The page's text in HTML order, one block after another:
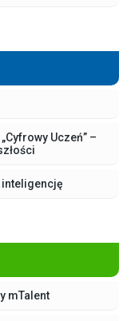
Uczeń” –
mTalent